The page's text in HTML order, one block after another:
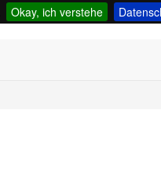
Okay, ich verstehe